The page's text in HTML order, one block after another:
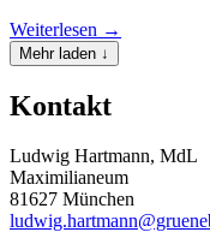
Weiterlesen →
Mehr laden ↓
Kontakt
Ludwig Hartmann, MdL
Maximilianeum
81627 München